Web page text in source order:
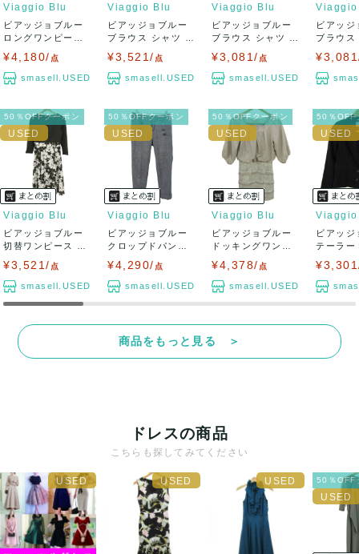
Viaggio Blu
ビアッジョブルー
ロングワンピース
¥4,180/ 点
smasell.USED
Viaggio Blu
ビアッジョブルー
ブラウス シャツ ト
¥3,521/ 点
smasell.USED
Viaggio Blu
ビアッジョブルー
ブラウス シャツ ト
¥3,081/ 点
smasell.USED
ビアッジ
ブラウ
50％OFFクーポン
Viaggio Blu
ビアッジョブルー
切替ワンピース ト
¥3,521/ 点
smasell.USED
50％OFFクーポン
Viaggio Blu
ビアッジョブルー
クロップドパンツ
¥4,290/ 点
smasell.USED
50％OFFクーポン
Viaggio Blu
ビアッジョブルー
ドッキングワンピ
¥4,378/ 点
smasell.USED
50％OFF
ビアッジ
テーラー
商品をもっと見る ＞
ドレスの商品
こちらも探してみてください
50％OFF